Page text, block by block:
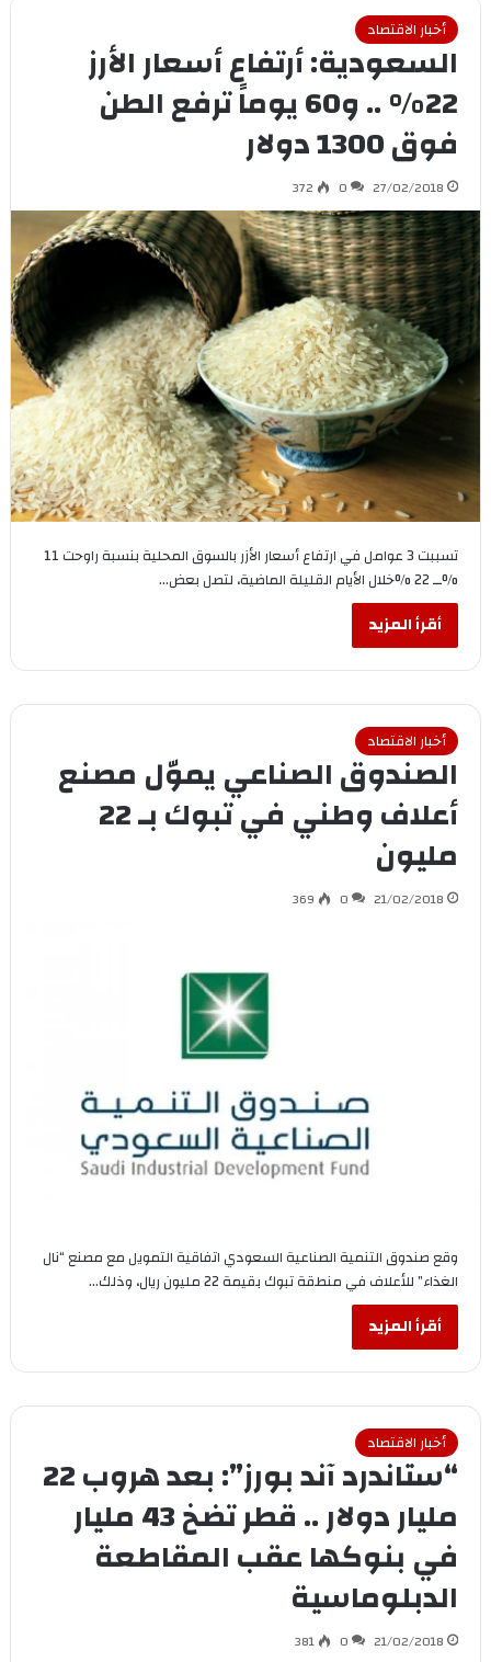
أخبار الاقتصاد
السعودية: أرتفاع أسعار الأرز
22% .. و60 يوماً ترفع الطن
فوق 1300 دولار
27/02/2018
0
372
تسببت 3 عوامل في ارتفاع أسعار الأزر بالسوق المحلية بنسبة راوحت 11
%ــ 22 %خلال الأيام القليلة الماضية، لتصل بعض…
أقرأ المزيد
أخبار الاقتصاد
الصندوق الصناعي يموّل مصنع
أعلاف وطني في تبوك بـ 22
مليون
21/02/2018
0
369
وقع صندوق التنمية الصناعية السعودي اتفاقية التمويل مع مصنع “نال
الغذاء” للأعلاف في منطقة تبوك بقيمة 22 مليون ريال، وذلك…
أقرأ المزيد
أخبار الاقتصاد
“ستاندرد آند بورز”: بعد هروب 22
مليار دولار .. قطر تضخ 43 مليار
في بنوكها عقب المقاطعة
الدبلوماسية
21/02/2018
0
381